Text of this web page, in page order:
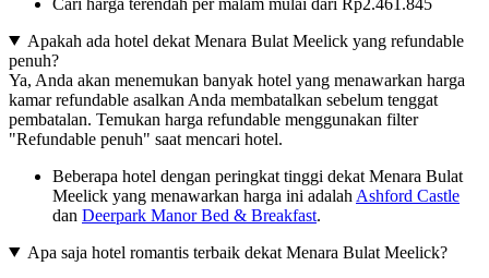
Apakah ada hotel dekat Menara Bulat Meelick yang refundable
penuh?
Ya, Anda akan menemukan banyak hotel yang menawarkan harga
kamar refundable asalkan Anda membatalkan sebelum tenggat
pembatalan. Temukan harga refundable menggunakan filter
"Refundable penuh" saat mencari hotel.
Beberapa hotel dengan peringkat tinggi dekat Menara Bulat
Meelick yang menawarkan harga ini adalah Ashford Castle
dan Deerpark Manor Bed & Breakfast.
Apa saja hotel romantis terbaik dekat Menara Bulat Meelick?